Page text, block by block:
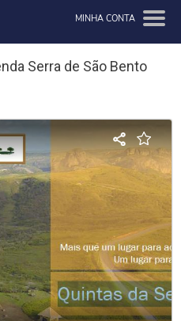
MINHA CONTA
Serra de São Bento